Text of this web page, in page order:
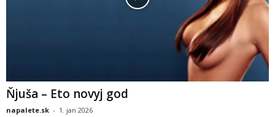
Ňjuša – Eto novyj god
napalete.sk - 1. jan 2026